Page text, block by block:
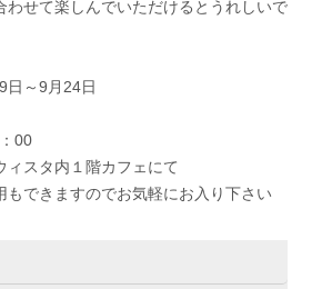
わせて楽しんでいただけるとうれしいで
日～9月24日
00
ィスタ内１階カフェにて
もできますのでお気軽にお入り下さい